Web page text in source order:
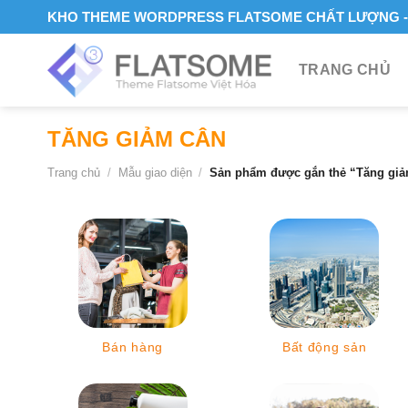
to
KHO THEME WORDPRESS FLATSOME CHẤT LƯỢNG
TRANG CHỦ
TĂNG GIẢM CÂN
Trang chủ / Mẫu giao diện / Sản phẩm được gắn thẻ “Tăng
Bán hàng Bất động sản